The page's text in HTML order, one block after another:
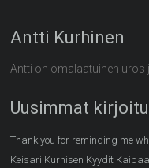
Antti Kurhinen
Antti on omalaatuinen uros
Uusimmat
Thank you for reminding me
Keisari Kurhisen Kyydit